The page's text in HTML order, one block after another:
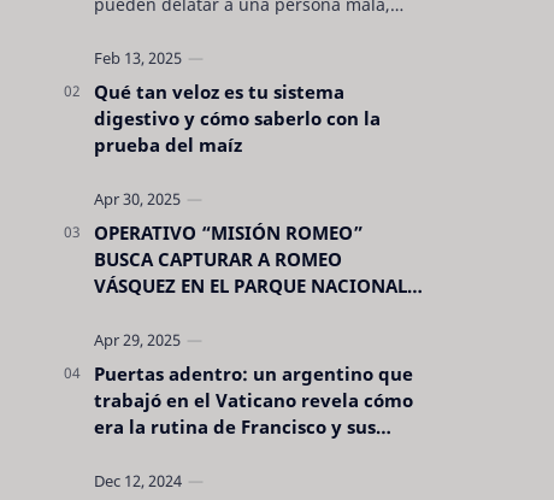
evidentes. Conocerlas puede pro…
Qué tan veloz es tu sistema
digestivo y cómo saberlo con la
prueba del maíz
OPERATIVO “MISIÓN ROMEO”
BUSCA CAPTURAR A ROMEO
VÁSQUEZ EN EL PARQUE NACIONAL
Puertas adentro: un argentino que
trabajó en el Vaticano revela cómo
era la rutina de Francisco y sus